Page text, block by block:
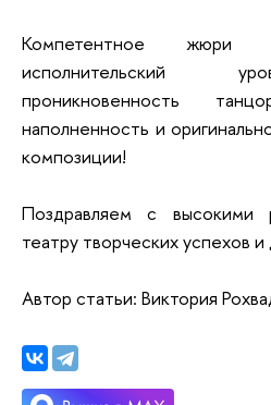
Компетентное жюри
исполнительский
проникновенность
наполненность и
композиции!
Поздравляем с высокими
театру творческих успехов
Автор статьи: Виктория